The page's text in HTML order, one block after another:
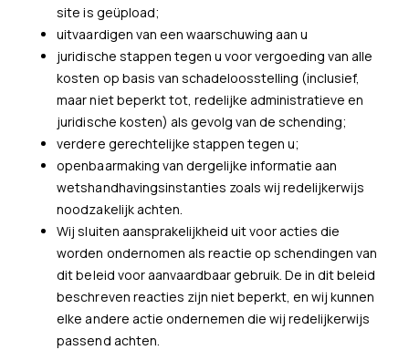
site is geüpload;
uitvaardigen van een waarschuwing aan u
juridische stappen tegen u voor vergoeding van alle
kosten op basis van schadeloosstelling (inclusief,
maar niet beperkt tot, redelijke administratieve en
juridische kosten) als gevolg van de schending;
verdere gerechtelijke stappen tegen u;
openbaarmaking van dergelijke informatie aan
wetshandhavingsinstanties zoals wij redelijkerwijs
noodzakelijk achten.
Wij sluiten aansprakelijkheid uit voor acties die
worden ondernomen als reactie op schendingen van
dit beleid voor aanvaardbaar gebruik. De in dit beleid
beschreven reacties zijn niet beperkt, en wij kunnen
elke andere actie ondernemen die wij redelijkerwijs
passend achten.